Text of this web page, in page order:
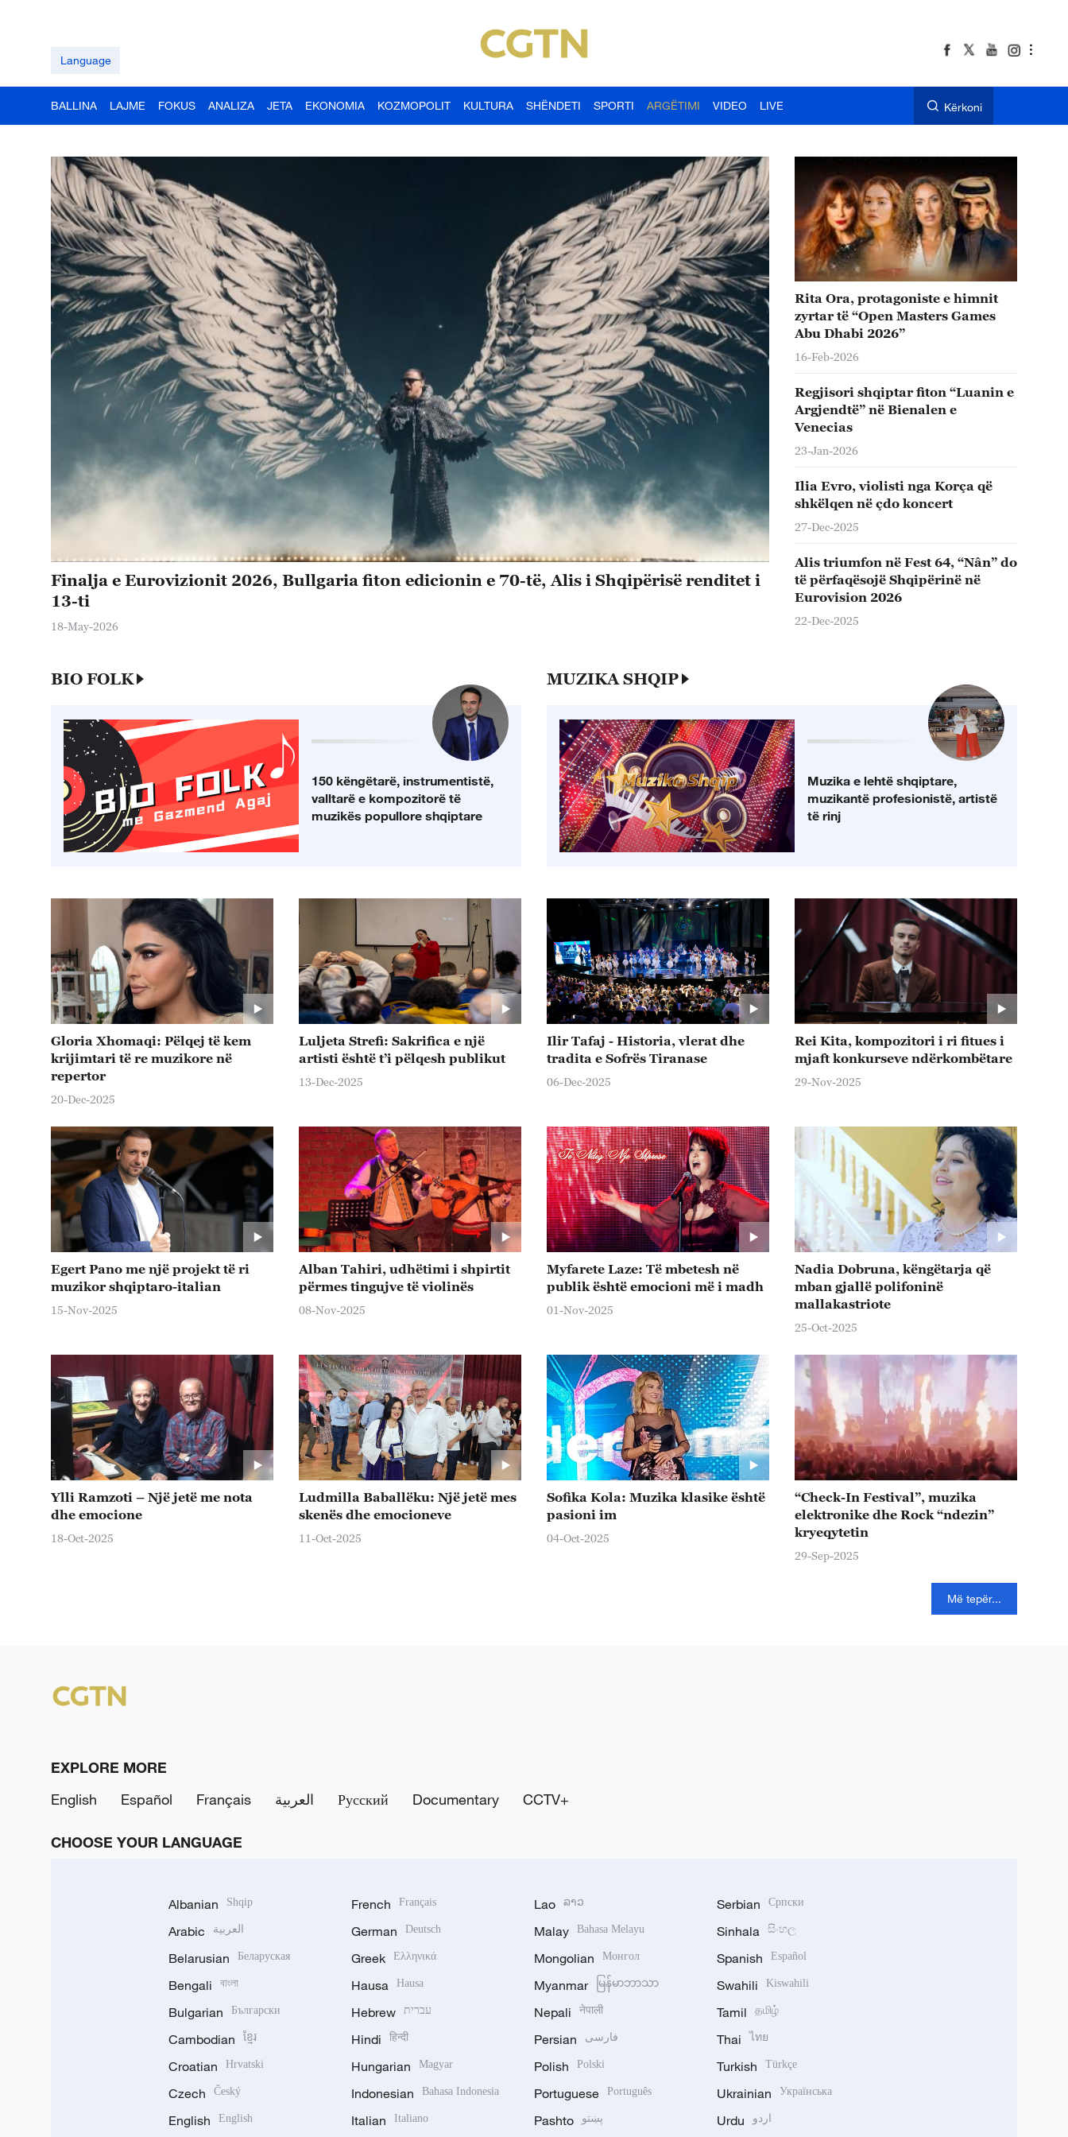
Language
BALLINA LAJME FOKUS ANALIZA JETA EKONOMIA KOZMOPOLIT KULTURA SHËNDETI SPORTI ARGËTIMI VIDEO LIVE Kërkoni
Finalja e Eurovizionit 2026, Bullgaria fiton edicionin e 70-të, Alis i Shqipërisë renditet i
13-ti
18-May-2026
Rita Ora, protagoniste e himnit
zyrtar të “Open Masters Games
Abu Dhabi 2026”
16-Feb-2026
Regjisori shqiptar fiton “Luanin e
Argjendtë” në Bienalen e
Venecias
23-Jan-2026
Ilia Evro, violisti nga Korça që
shkëlqen në çdo koncert
27-Dec-2025
Alis triumfon në Fest 64, “Nân” do
të përfaqësojë Shqipërinë në
Eurovision 2026
22-Dec-2025
BIO FOLK
150 këngëtarë, instrumentistë,
valltarë e kompozitorë të
muzikës popullore shqiptare
MUZIKA SHQIP
Muzika e lehtë shqiptare,
muzikantë profesionistë, artistë
të rinj
Gloria Xhomaqi: Pëlqej të kem
krijimtari të re muzikore në
repertor
20-Dec-2025
Luljeta Strefi: Sakrifica e një
artisti është t’i pëlqesh publikut
13-Dec-2025
Ilir Tafaj - Historia, vlerat dhe
tradita e Sofrës Tiranase
06-Dec-2025
Rei Kita, kompozitori i ri fitues i
mjaft konkurseve ndërkombëtare
29-Nov-2025
Egert Pano me një projekt të ri
muzikor shqiptaro-italian
15-Nov-2025
Alban Tahiri, udhëtimi i shpirtit
përmes tingujve të violinës
08-Nov-2025
Myfarete Laze: Të mbetesh në
publik është emocioni më i madh
01-Nov-2025
Nadia Dobruna, këngëtarja që
mban gjallë polifoninë
mallakastriote
25-Oct-2025
Ylli Ramzoti – Një jetë me nota
dhe emocione
18-Oct-2025
Ludmilla Baballëku: Një jetë mes
skenës dhe emocioneve
11-Oct-2025
Sofika Kola: Muzika klasike është
pasioni im
04-Oct-2025
“Check-In Festival”, muzika
elektronike dhe Rock “ndezin”
kryeqytetin
29-Sep-2025
Më tepër...
EXPLORE MORE
English
Español Français العربية Русский Documentary CCTV+
CHOOSE YOUR LANGUAGE
Albanian Shqip
Arabic العربية
Belarusian Беларуская
Bengali বাংলা
Bulgarian Български
Cambodian ខ្មែរ
Croatian Hrvatski
Czech Český
English English
French Français
German Deutsch
Greek Ελληνικά
Hausa Hausa
Hebrew עברית
Hindi हिन्दी
Hungarian Magyar
Indonesian Bahasa Indonesia
Italian Italiano
Lao ລາວ
Malay Bahasa Melayu
Mongolian Монгол
Myanmar မြန်မာဘာသာ
Nepali नेपाली
Persian فارسی
Polish Polski
Portuguese Português
Pashto پښتو
Serbian Српски
Sinhala සිංහල
Spanish Español
Swahili Kiswahili
Tamil தமிழ்
Thai ไทย
Turkish Türkçe
Ukrainian Українська
Urdu اردو